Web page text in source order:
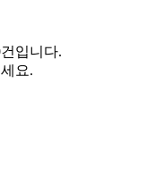
입니다.
요.